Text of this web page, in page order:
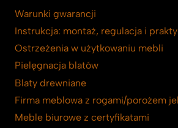
Warunki gwarancji
Instrukcja: montaż, regulacja i
Ostrzeżenia w użytkowaniu mebli
Pielęgnacja blatów
Blaty drewniane
Firma meblowa z rogami/porożem
Meble biurowe z certyfikatami